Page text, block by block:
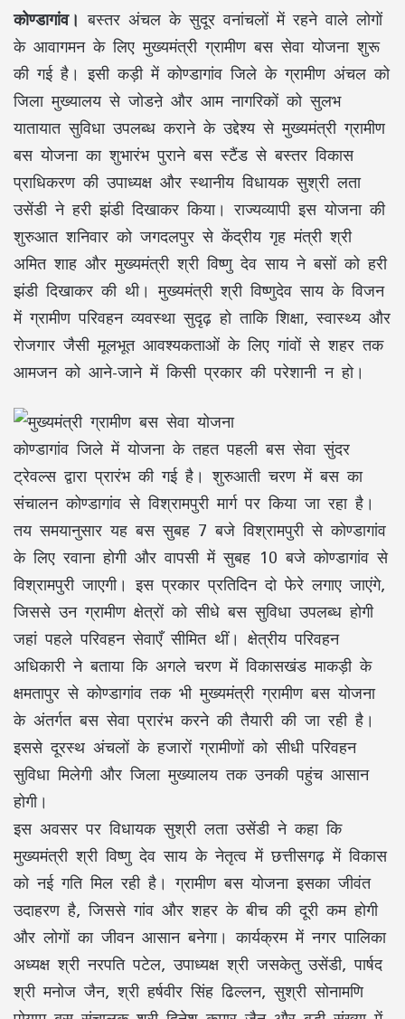
कोण्डागांव। बस्तर अंचल के सुदूर वनांचलों में रहने वाले लोगों
के आवागमन के लिए मुख्यमंत्री ग्रामीण बस सेवा योजना शुरू
की गई है। इसी कड़ी में कोण्डागांव जिले के ग्रामीण अंचल को
जिला मुख्यालय से जोडऩे और आम नागरिकों को सुलभ
यातायात सुविधा उपलब्ध कराने के उद्देश्य से मुख्यमंत्री ग्रामीण
बस योजना का शुभारंभ पुराने बस स्टैंड से बस्तर विकास
प्राधिकरण की उपाध्यक्ष और स्थानीय विधायक सुश्री लता
उसेंडी ने हरी झंडी दिखाकर किया। राज्यव्यापी इस योजना की
शुरुआत शनिवार को जगदलपुर से केंद्रीय गृह मंत्री श्री
अमित शाह और मुख्यमंत्री श्री विष्णु देव साय ने बसों को हरी
झंडी दिखाकर की थी। मुख्यमंत्री श्री विष्णुदेव साय के विजन
में ग्रामीण परिवहन व्यवस्था सुदृढ़ हो ताकि शिक्षा, स्वास्थ्य और
रोजगार जैसी मूलभूत आवश्यकताओं के लिए गांवों से शहर तक
आमजन को आने-जाने में किसी प्रकार की परेशानी न हो।
कोण्डागांव जिले में योजना के तहत पहली बस सेवा सुंदर
ट्रेवल्स द्वारा प्रारंभ की गई है। शुरुआती चरण में बस का
संचालन कोण्डागांव से विश्रामपुरी मार्ग पर किया जा रहा है।
तय समयानुसार यह बस सुबह 7 बजे विश्रामपुरी से कोण्डागांव
के लिए रवाना होगी और वापसी में सुबह 10 बजे कोण्डागांव से
विश्रामपुरी जाएगी। इस प्रकार प्रतिदिन दो फेरे लगाए जाएंगे,
जिससे उन ग्रामीण क्षेत्रों को सीधे बस सुविधा उपलब्ध होगी
जहां पहले परिवहन सेवाएँ सीमित थीं। क्षेत्रीय परिवहन
अधिकारी ने बताया कि अगले चरण में विकासखंड माकड़ी के
क्षमतापुर से कोण्डागांव तक भी मुख्यमंत्री ग्रामीण बस योजना
के अंतर्गत बस सेवा प्रारंभ करने की तैयारी की जा रही है।
इससे दूरस्थ अंचलों के हजारों ग्रामीणों को सीधी परिवहन
सुविधा मिलेगी और जिला मुख्यालय तक उनकी पहुंच आसान
होगी।
इस अवसर पर विधायक सुश्री लता उसेंडी ने कहा कि
मुख्यमंत्री श्री विष्णु देव साय के नेतृत्व में छत्तीसगढ़ में विकास
को नई गति मिल रही है। ग्रामीण बस योजना इसका जीवंत
उदाहरण है, जिससे गांव और शहर के बीच की दूरी कम होगी
और लोगों का जीवन आसान बनेगा। कार्यक्रम में नगर पालिका
अध्यक्ष श्री नरपति पटेल, उपाध्यक्ष श्री जसकेतु उसेंडी, पार्षद
श्री मनोज जैन, श्री हर्षवीर सिंह ढिल्लन, सुश्री सोनामणि